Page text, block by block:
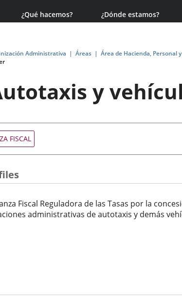
¿Qué hacemos? ¿Dónde estamos?
Administrativa Áreas Área de Hacienda, Personal
y
FISCAL
Fiscal Reguladora de las Tasas por la
administrativas de autotaxis y demás